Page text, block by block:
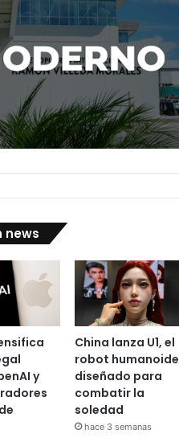
news
y
China lanza U1, el
robot humanoide
diseñado para
combatir la
soledad
hace 3 semanas